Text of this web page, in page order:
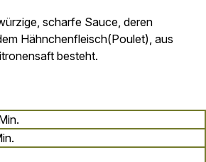
scharfe Sauce, deren
Hähnchenfleisch(Poulet), aus
besteht.